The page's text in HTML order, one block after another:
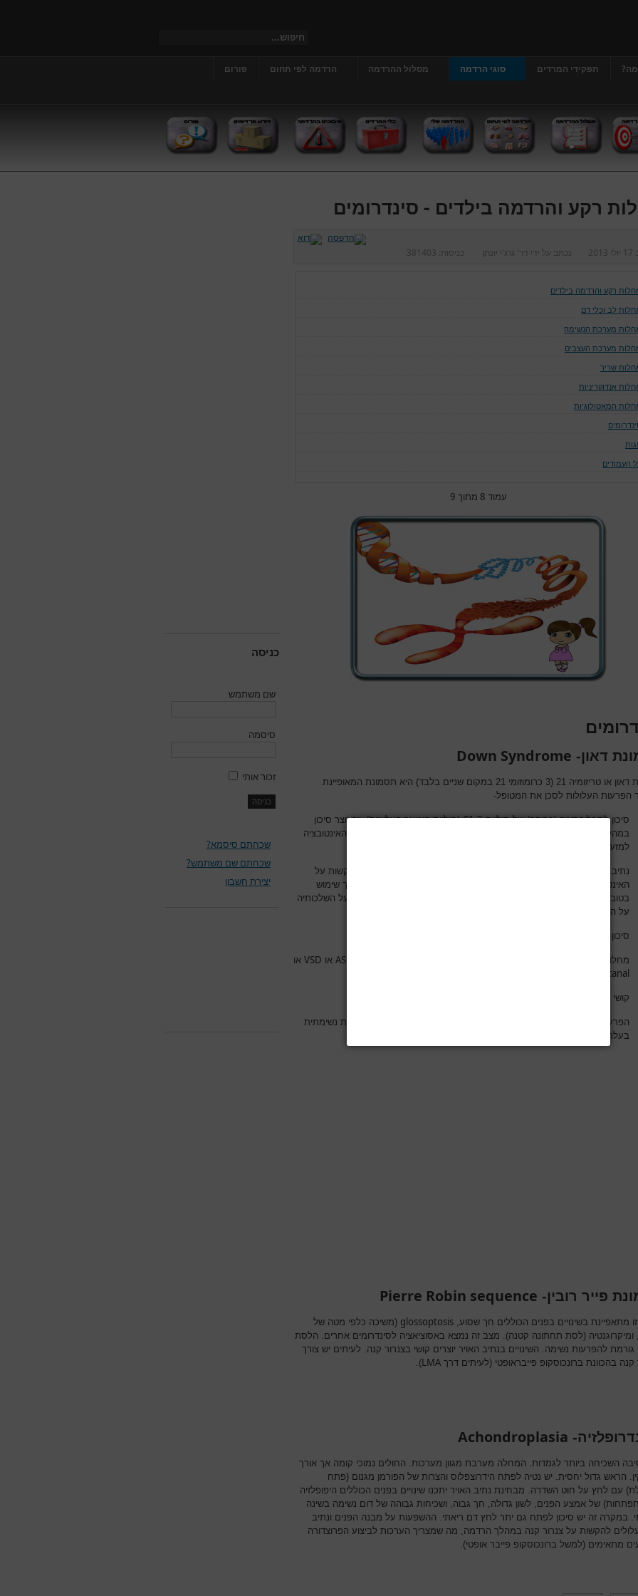
תפקידי המרדים סוגי הרדמה מסלול ההרדמה הרדמה לפי תחום
פורום
רקע והרדמה בילדים - סינדרומים
17 יולי 2013 נכתב על ידי דר' גרג'י יונתן כניסות: 381403
רקע והרדמה בילדים
לב וכלי דם
מערכת הנשימה
מערכת העצבים
שריר
אנדוקריניות
המאטולוגיות
העמודים
עמוד 8 מתוך 9
דאון- Down Syndrome
תסמונת דאון או טריזומיה 21 (3 כרומוזומי 21 במקום שניים בלבד) היא תסמונת המאופיינת
הפרעות העלולות לסכן את המטופל-
סיכון לסבלוקסציה (פריקה) של חוליותC1-2(חוליות הצוואר העליונות). זה יוצר סיכון
במהלך האינטובציה המצריכה מתיחת הצוואר לאחור, ומצריך שינוי טכניקת האינטובציה
למזעור הסיכון.
נתיב האויר- מבנה הפנים מקשה על הנשמה במסכה. לשון גדולה יכולה להקשות על
האינטובציה. מבנה סבגלוטי (החלק העליון של קנה הנשימה) צר יכול להצריך שימוש
בטובוס צר יותר. כמו כן, ישנה שכיחות יתר של תסמונת דום נשימה בשינה על השלכותיה
על האינטובציה וההרדמה.
סיכון מוגבר לאספירציה.
מחלות לב- הלוקים בתסמונת דאון סובלים לעיתים קרובות ממחלות לב- ASD או VSD או
AV canal
קושי בהחדרת קטטר ורידי פריפרי.
הפרעה של המערכת החיסונית- מעלה סיכון לדלקות ריאה חוזרות והסתמנות נשימתית
בעלת השלכות על ההרדמה.
פייר רובין- Pierre Robin sequence
מתאפיינת בשינויים בפנים הכוללים חך שסוע, glossoptosis (משיכה כלפי מטה של
ומיקרוגנטיה (לסת תחתונה קטנה). מצב זה נמצא באסוציאציה לסינדרומים אחרים. הלסת
להפרעות נשימה. השינויים בנתיב האויר יוצרים קושי בצנרור קנה. לעיתים יש צורך
קנה בהכוונת ברונכוסקופ פייבראופטי (לעיתים דרך LMA
).
Achondroplasia
השכיחה ביותר לגמדות. המחלה מערבת מגוון מערכות. החולים נמוכי קומה אך אורך
הראש גדול יחסית. יש נטיה לפתח הידרוצפלוס והצרות של הפורמן מגנום (פתח
עם לחץ על חוט השדרה. מבחינת נתיב האויר יתכנו שינויים בפנים הכוללים היפופלזיה
של אמצע הפנים, לשון גדולה, חך גבוה, ושכיחות גבוהה של דום נשימה בשינה
במקרה זה יש סיכון לפתח גם יתר לחץ דם ריאתי. ההשפעות על מבנה הפנים ונתיב
להקשות על צנרור קנה במהלך הרדמה, מה שמצריך הערכות לביצוע הפרוצדורה
מתאימים (למשל ברונכוסקופ פייבר אופטי).
כניסה
שם משתמש
סיסמה
זכור אותי
שכחתם סיסמא?
שכחתם שם משתמש?
יצירת חשבון